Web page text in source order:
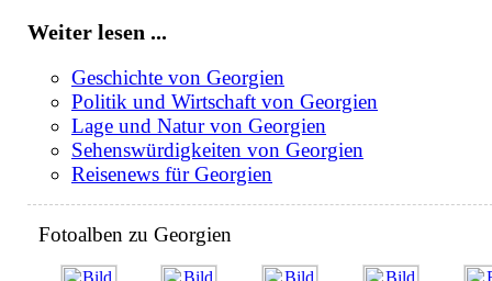
Weiter lesen ...
Geschichte von Georgien
Politik und Wirtschaft von Georgien
Lage und Natur von Georgien
Sehenswürdigkeiten von Georgien
Reisenews für Georgien
Fotoalben zu Georgien